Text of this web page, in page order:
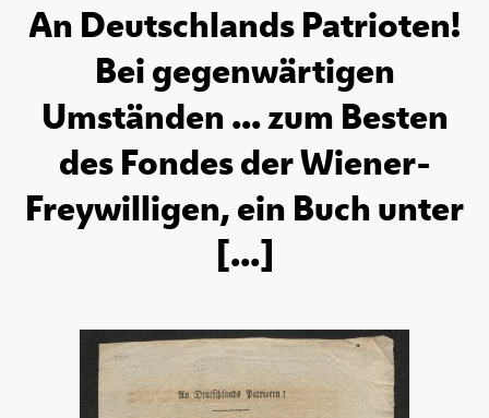
An Deutschlands Patrioten!
Bei gegenwärtigen
Umständen ... zum Besten
des Fondes der Wiener-
Freywilligen, ein Buch unter
[...]